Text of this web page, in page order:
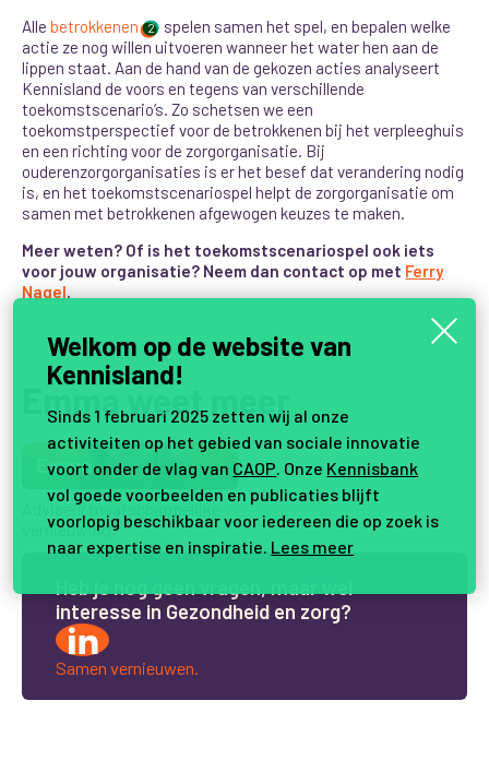
Allebetrokkenen 2
spelen samen het spel, en bepalen welke
actie ze nog willen uitvoeren wanneer het water hen aan de
lippen staat. Aan de hand van de gekozen acties analyseert
Kennisland de voors en tegens van verschillende
toekomstscenario’s. Zo schetsen we een
toekomstperspectief voor de betrokkenen bij het verpleeghuis
en een richting voor de zorgorganisatie. Bij
ouderenzorgorganisaties is er het besef dat verandering nodig
is, en het toekomstscenariospel helpt de zorgorganisatie om
samen met betrokkenen afgewogen keuzes te maken.
Meer weten? Of is het toekomstscenariospel ook iets
voor jouw organisatie? Neem dan contact op met Ferry
Nagel.
Emma weet meer
Emma
Adviseur maatschappelijke
vernieuwing
interesse in Gezondheid en zorg?
Samen vernieuwen.
Welkom op de website van
Kennisland!
Sinds 1 februari 2025 zetten wij al onze
activiteiten op het gebied van sociale innovatie
voort onder de vlag van CAOP . Onze Kennisbank
vol goede voorbeelden en publicaties blijft
voorlopig beschikbaar voor iedereen die op zoek is
naar expertise en inspiratie. Lees meer